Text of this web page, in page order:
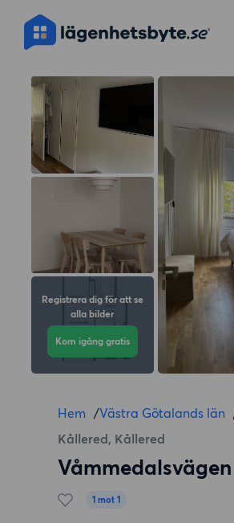
Registrera dig för att se
alla bilder
Kom igång gratis
Hem /Västra Götalands län
Kållered, Kållered
1 mot 1